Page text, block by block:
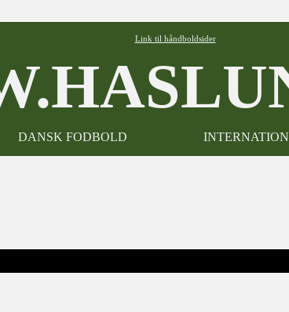
Link til håndboldsider
DANSK FODBOLD